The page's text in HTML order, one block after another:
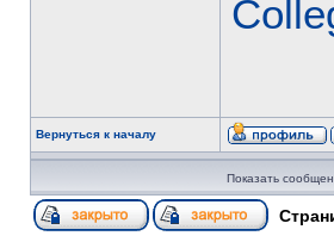
Вернуться к началу
Показать